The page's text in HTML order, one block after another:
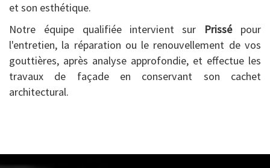
et son esthétique.
Notre équipe qualifiée intervient sur Prissépour
l'entretien, la réparation ou le renouvellement de vos
gouttières, après analyse approfondie, et effectue les
travaux de façade en conservant son cachet
architectural.